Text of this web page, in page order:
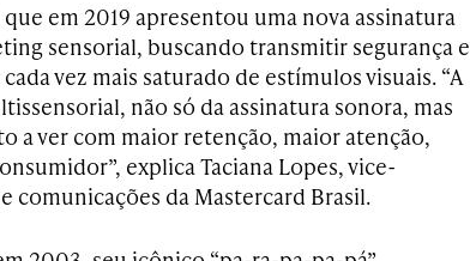
em 2019 apresentou uma nova assinatura
sensorial, buscando transmitir segurança e
vez mais saturado de estímulos visuais. “A
não só da assinatura sonora, mas
a ver com maior retenção, maior atenção,
explica Taciana Lopes, vice-
comunicações da Mastercard Brasil.